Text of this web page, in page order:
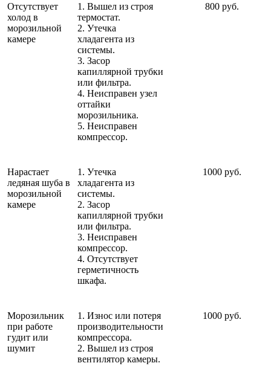
Отсутствует
холод в
морозильной
камере
1. Вышел из строя
термостат.
2. Утечка
хладагента из
системы.
3. Засор
капиллярной трубки
или фильтра.
4. Неисправен узел
оттайки
морозильника.
5. Неисправен
компрессор.
800 руб.
Нарастает
ледяная шуба в
морозильной
камере
1. Утечка
хладагента из
системы.
2. Засор
капиллярной трубки
или фильтра.
3. Неисправен
компрессор.
4. Отсутствует
герметичность
шкафа.
1000 руб.
Морозильник
при работе
гудит или
шумит
1. Износ или потеря
производительности
компрессора.
2. Вышел из строя
вентилятор камеры.
1000 руб.